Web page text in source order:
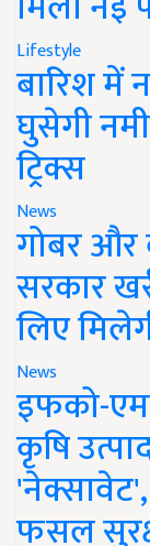
Lifestyle
बारिश में
घुसेगी
ट्रिक्स
News
गोबर और
सरकार
लिए
News
इफको-
कृषि
फसल